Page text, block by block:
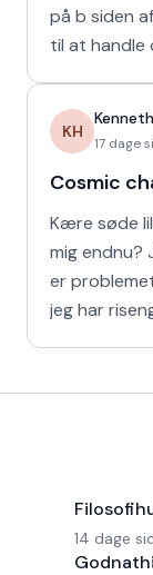
på b siden af min cd
til at handle
KH
17 dage
Cosmic
Kære søde lille
mig endnu? Ja for helvede! Hvad
er problemet? Problemet
jeg har
14 dage